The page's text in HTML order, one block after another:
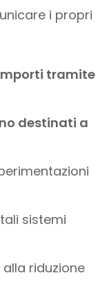
i propri
tramite
destinati a
sistemi
riduzione